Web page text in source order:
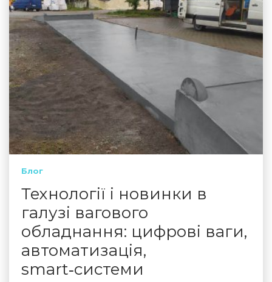
Блог
Технології і новинки в
галузі вагового
обладнання: цифрові ваги,
автоматизація,
smart‑системи